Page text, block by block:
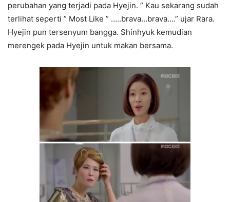
perubahan yang terjadi pada Hyejin. ” Kau sekarang sudah
terlihat seperti ” Most Like ” …..brava…brava….” ujar Rara.
Hyejin pun tersenyum bangga. Shinhyuk kemudian
merengek pada Hyejin untuk makan bersama.